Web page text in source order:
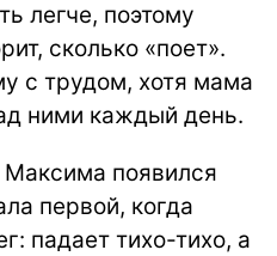
легче, поэтому
сколько «поет».
с трудом, хотя мама
ними каждый день.
появился
первой, когда
падает тихо-тихо, а